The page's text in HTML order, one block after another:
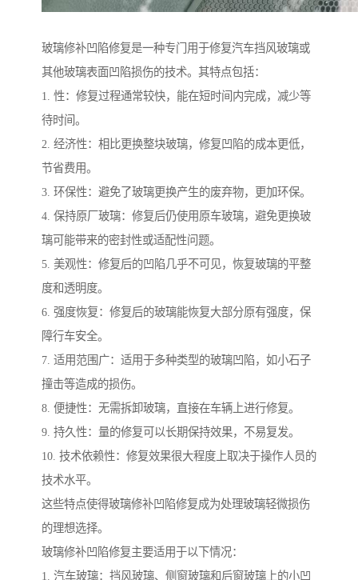
玻璃修补凹陷修复是一种专门用于修复汽车挡风玻璃或
其他玻璃表面凹陷损伤的技术。其特点包括：
1. 性：修复过程通常较快，能在短时间内完成，减少等
待时间。
2. 经济性：相比更换整块玻璃，修复凹陷的成本更低，
节省费用。
3. 环保性：避免了玻璃更换产生的废弃物，更加环保。
4. 保持原厂玻璃：修复后仍使用原车玻璃，避免更换玻
璃可能带来的密封性或适配性问题。
5. 美观性：修复后的凹陷几乎不可见，恢复玻璃的平整
度和透明度。
6. 强度恢复：修复后的玻璃能恢复大部分原有强度，保
障行车安全。
7. 适用范围广：适用于多种类型的玻璃凹陷，如小石子
撞击等造成的损伤。
8. 便捷性：无需拆卸玻璃，直接在车辆上进行修复。
9. 持久性：量的修复可以长期保持效果，不易复发。
10. 技术依赖性：修复效果很大程度上取决于操作人员的
技术水平。
这些特点使得玻璃修补凹陷修复成为处理玻璃轻微损伤
的理想选择。
玻璃修补凹陷修复主要适用于以下情况：
1. 汽车玻璃：挡风玻璃、侧窗玻璃和后窗玻璃上的小凹